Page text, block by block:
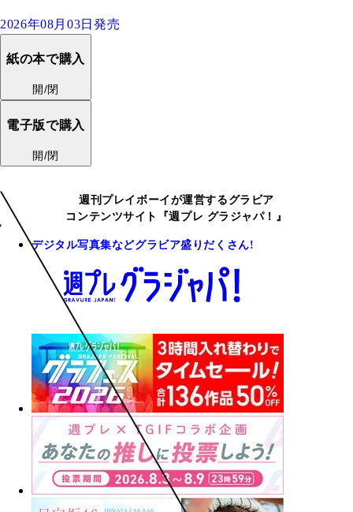
2026年08月03日発売
紙の本で購入
開/閉
電子版で購入
開/閉
週刊プレイボーイが運営するグラビア
コンテンツサイト『週プレ グラジャパ！』
デジタル写真集などグラビア盛りだくさん!